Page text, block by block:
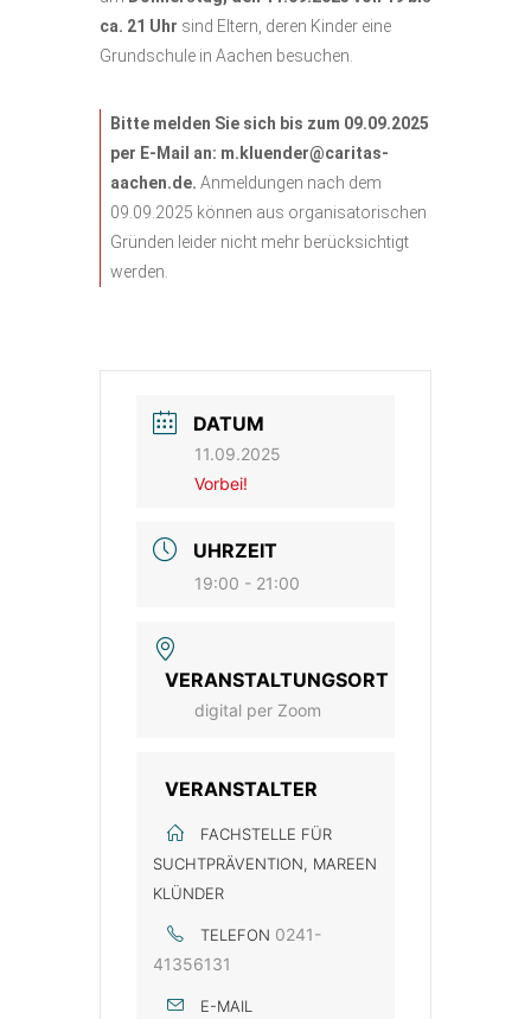
ca. 21 Uhr sind Eltern, deren Kinder eine
Grundschule in Aachen besuchen.
Bitte melden Sie sich bis zum 09.09.2025
per E-Mail an: m.kluender@caritas-
aachen.de. Anmeldungen nach dem
09.09.2025 können aus organisatorischen
Gründen leider nicht mehr berücksichtigt
werden.
DATUM
11.09.2025
Vorbei!
UHRZEIT
19:00 - 21:00
VERANSTALTUNGSORT
digital per Zoom
VERANSTALTER
FACHSTELLE FÜR
SUCHTPRÄVENTION, MAREEN
KLÜNDER
TELEFON 0241-
41356131
E-MAIL